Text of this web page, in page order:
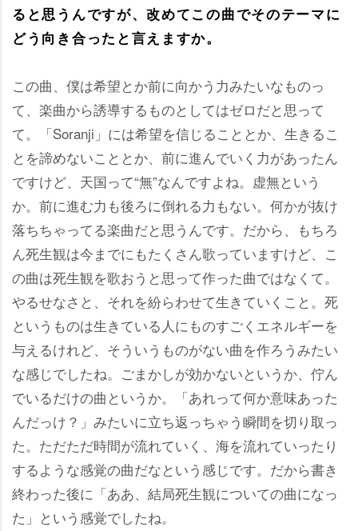
ると思うんですが、改めてこの曲でそのテーマに
どう向き合ったと言えますか。
この曲、僕は希望とか前に向かう力みたいなものっ
て、楽曲から誘導するものとしてはゼロだと思って
て。「Soranji」には希望を信じることとか、生きるこ
とを諦めないこととか、前に進んでいく力があったん
ですけど、天国って“無”なんですよね。虚無という
か。前に進む力も後ろに倒れる力もない。何かが抜け
落ちちゃってる楽曲だと思うんです。だから、もちろ
ん死生観は今までにもたくさん歌っていますけど、こ
の曲は死生観を歌おうと思って作った曲ではなくて。
るせなさと、それを紛らわせて生きていくこと。死
というものは生きている人にものすごくエネルギーを
与えるけれど、そういうものがない曲を作ろうみたい
な感じでしたね。ごまかしが効かないというか、佇ん
でいるだけの曲というか。「あれって何か意味あった
んだっけ？」みたいに立ち返っちゃう瞬間を切り取っ
た。ただただ時間が流れていく、海を流れていったり
するような感覚の曲だなという感じです。だから書き
終わった後に「ああ、結局死生観についての曲になっ
た」という感覚でしたね。